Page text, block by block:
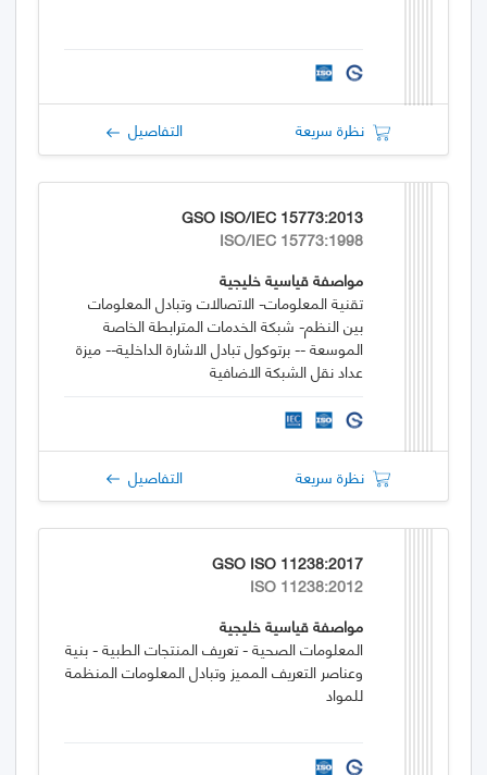
نظرة سريعة التفاصيل
GSO ISO/IEC 15773:2013
ISO/IEC 15773:1998
مواصفة قياسية خليجية
تقنية المعلومات- الاتصالات وتبادل المعلومات
بين النظم- شبكة الخدمات المترابطة الخاصة
الموسعة -- برتوكول تبادل الاشارة الداخلية-- ميزة
عداد نقل الشبكة الاضافية
نظرة سريعة التفاصيل
GSO ISO 11238:2017
ISO 11238:2012
مواصفة قياسية خليجية
المعلومات الصحية - تعريف المنتجات الطبية - بنية
وعناصر التعريف المميز وتبادل المعلومات المنظمة
للمواد